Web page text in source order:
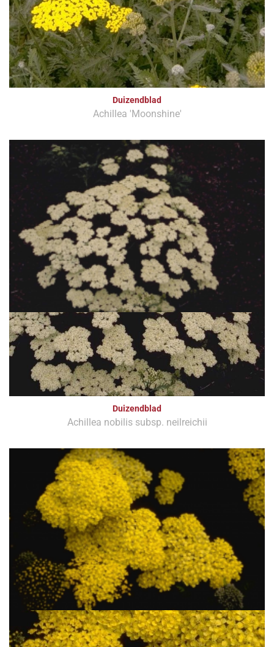
Duizendblad
Achillea 'Moonshine'
Duizendblad
Achillea nobilis subsp. neilreichii